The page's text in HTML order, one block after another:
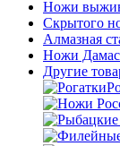
Ножи
Скрытого
Алмазная
Ножи
Другие